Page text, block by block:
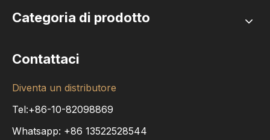
Categoria di prodotto
Contattaci
Diventa un distributore
Tel:+86-10-82098869
Whatsapp: +86 13522528544